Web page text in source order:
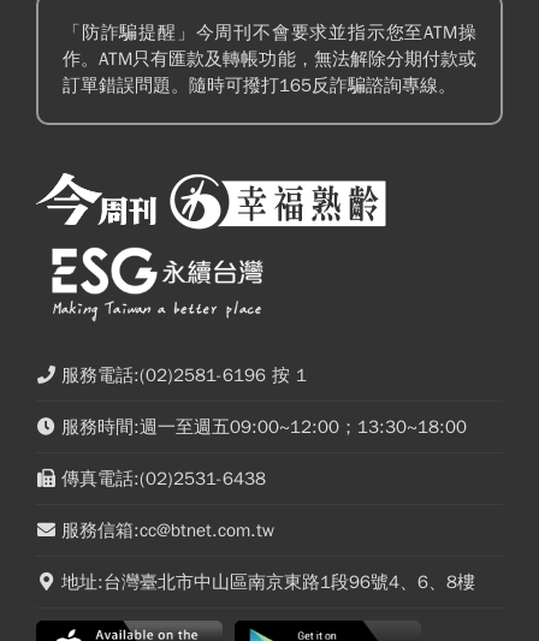
「防詐騙提醒」今周刊不會要求並指示您至ATM操
作。ATM只有匯款及轉帳功能，無法解除分期付款或
訂單錯誤問題。隨時可撥打165反詐騙諮詢專線。
服務電話:(02)2581-6196 按 1
服務時間:週一至週五09:00~12:00；13:30~18:00
傳真電話:(02)2531-6438
服務信箱:cc@btnet.com.tw
地址:台灣臺北市中山區南京東路1段96號4、6、8樓